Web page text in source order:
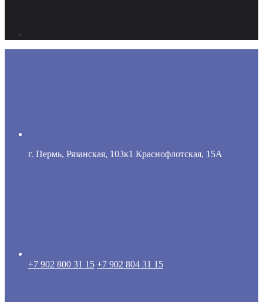
г. Пермь, Рязанская, 103к1 Краснофлотская, 15А
+7 902 800 31 15 +7 902 804 31 15